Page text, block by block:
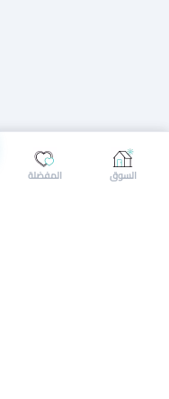
إرسال رسالة
المفضلة السوق